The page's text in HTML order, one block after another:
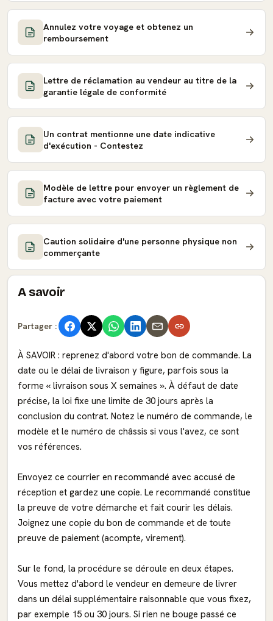
Annulez votre voyage et obtenez un
remboursement
Lettre de réclamation au vendeur au titre de la
garantie légale de conformité
Un contrat mentionne une date indicative
d'exécution - Contestez
Modèle de lettre pour envoyer un règlement de
facture avec votre paiement
Caution solidaire d'une personne physique non
commerçante
A savoir
Partager :
À SAVOIR : reprenez d'abord votre bon de commande. La
date ou le délai de livraison y figure, parfois sous la
forme « livraison sous X semaines ». À défaut de date
précise, la loi fixe une limite de 30 jours après la
conclusion du contrat. Notez le numéro de commande, le
modèle et le numéro de châssis si vous l'avez, ce sont
vos références.
Envoyez ce courrier en recommandé avec accusé de
réception et gardez une copie. Le recommandé constitue
la preuve de votre démarche et fait courir les délais.
Joignez une copie du bon de commande et de toute
preuve de paiement (acompte, virement).
Sur le fond, la procédure se déroule en deux étapes.
Vous mettez d'abord le vendeur en demeure de livrer
dans un délai supplémentaire raisonnable que vous fixez,
par exemple 15 ou 30 jours. Si rien ne bouge passé ce